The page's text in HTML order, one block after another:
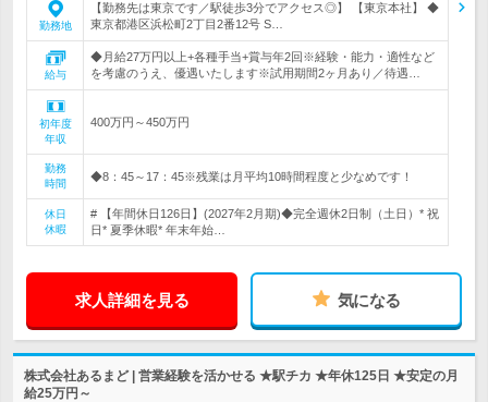
勤務地
【勤務先は東京です／駅徒歩3分でアクセス◎】 【東京本社】 ◆
東京都港区浜松町2丁目2番12号 S…
給与
◆月給27万円以上+各種手当+賞与年2回※経験・能力・適性など
を考慮のうえ、優遇いたします※試用期間2ヶ月あり／待遇…
初年度
年収
400万円～450万円
勤務
時間
◆8：45～17：45※残業は月平均10時間程度と少なめです！
休日
休暇
# 【年間休日126日】(2027年2月期)◆完全週休2日制（土日）* 祝
日* 夏季休暇* 年末年始…
求人詳細を見る 気になる
株式会社あるまど | 営業経験を活かせる ★駅チカ ★年休125日 ★安定の月
給25万円～